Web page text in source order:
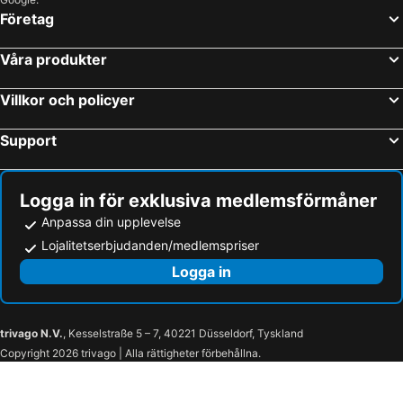
Hotel Surte
Eklanda Studio
Hjo, Västra Götalands Län Hotell
Varberg, Hallands län Hotell
Visby, Gotlands län Hotell
Kalmar, Kalmar län Hotell
Företag
Våra produkter
Villkor och policyer
Support
Logga in för exklusiva medlemsförmåner
Anpassa din upplevelse
Lojalitetserbjudanden/medlemspriser
Logga in
trivago N.V., Kesselstraße 5 – 7, 40221 Düsseldorf, Tyskland
Copyright 2026 trivago | Alla rättigheter förbehållna.